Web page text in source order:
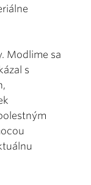
Modlime sa
s